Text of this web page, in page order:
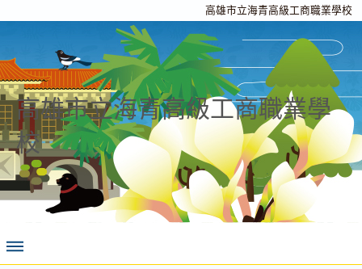
高雄市立海青高級工商職業學校
高雄市立海青高級工商職業學
校